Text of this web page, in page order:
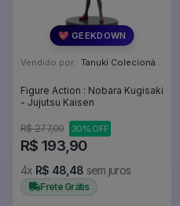
💖 GEEKDOWN
Vendido por: Tanuki Colecionáveis - SP
Figure Action : Nobara Kugisaki
- Jujutsu Kaisen
R$ 277,00 30% OFF
R$ 193,90
4x R$ 48,48 sem juros
Frete Grátis